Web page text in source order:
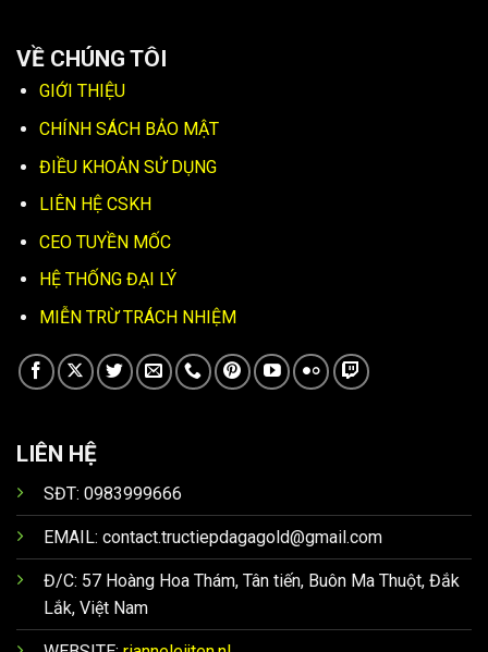
VỀ CHÚNG TÔI
GIỚI THIỆU
CHÍNH SÁCH BẢO MẬT
ĐIỀU KHOẢN SỬ DỤNG
LIÊN HỆ CSKH
CEO TUYỀN MỐC
HỆ THỐNG ĐẠI LÝ
MIỄN TRỪ TRÁCH NHIỆM
LIÊN HỆ
SĐT: 0983999666
EMAIL: contact.tructiepdagagold@gmail.com
Đ/C: 57 Hoàng Hoa Thám, Tân tiến, Buôn Ma Thuột, Đắk
Lắk, Việt Nam